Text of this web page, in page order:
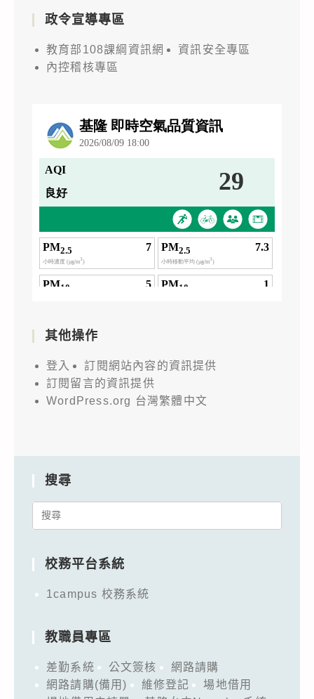
政令宣導專區
教育部108課綱資訊網
資訊安全專區
內控稽核專區
其他操作
登入
訂閱網站內容的資訊提供
訂閱留言的資訊提供
WordPress.org 台灣繁體中文
搜尋
Search
校務平台系統
1campus 校務系統
教職員專區
差勤系統 公文簽核
網路請購
網路請購(備用)
維修登記
場地借用